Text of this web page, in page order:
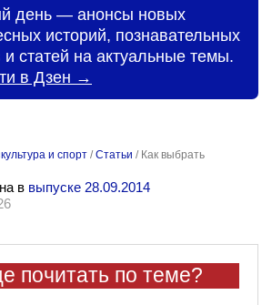
день — анонсы новых
историй, познавательных
и статей на актуальные темы.
в Дзен →
и спорт /Статьи / Как выбрать
в выпуске 28.09.2014
почитать по теме?